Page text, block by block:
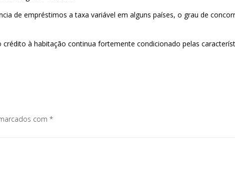
de empréstimos a taxa variável em alguns países, o grau de
à habitação continua fortemente condicionado pelas
com *